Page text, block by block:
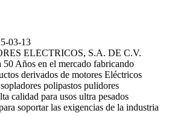
03-13
ELECTRICOS, S.A. DE C.V.
50 Años en el mercado fabricando
derivados de motores Eléctricos
polipastos pulidores
calidad para usos ultra pesados
soportar las exigencias de la industria